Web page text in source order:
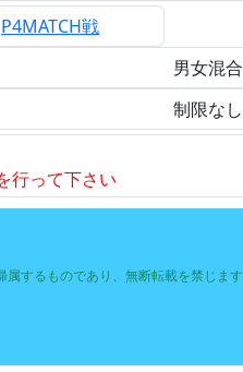
P4MATCH戦
男女混合
制限なし
行って下さい
するものであり、無断転載を禁じます